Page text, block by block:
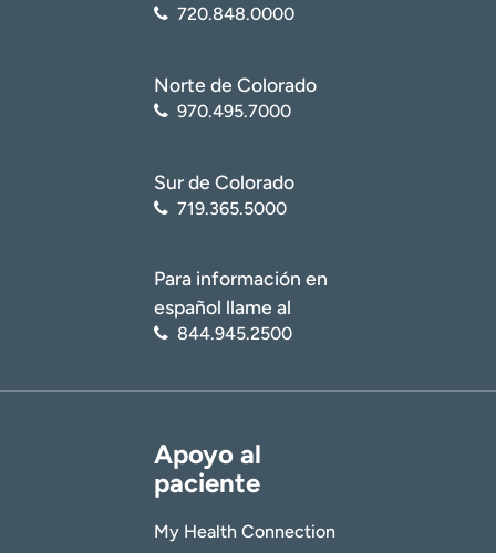
720.848.0000
Norte de Colorado
970.495.7000
Sur de Colorado
719.365.5000
Para información en
español llame al
844.945.2500
Apoyo al
paciente
My Health Connection